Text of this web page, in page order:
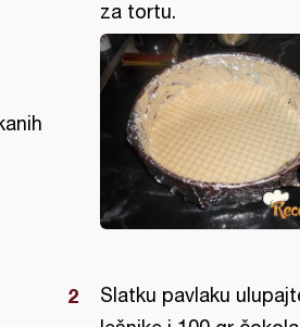
za tortu.
Slatku pavlaku